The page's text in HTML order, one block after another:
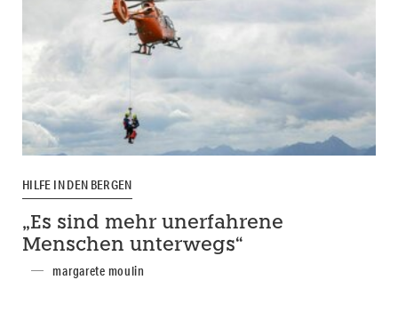
HILFE IN DEN BERGEN
„Es sind mehr unerfahrene
Menschen unterwegs“
margarete moulin